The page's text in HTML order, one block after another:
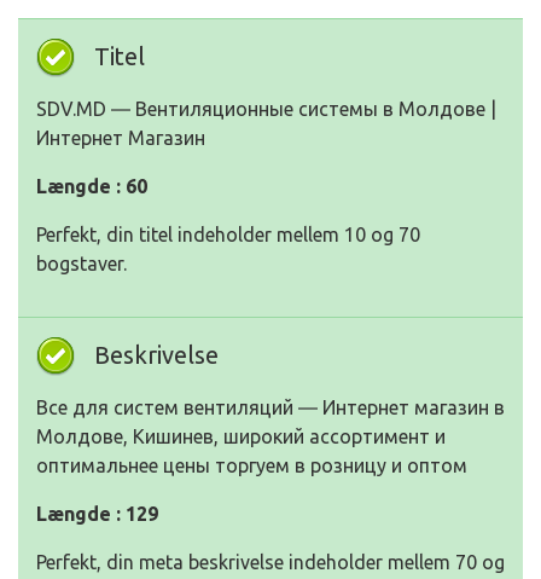
Titel
SDV.MD ― Вентиляционные системы в Молдове |
Интернет Магазин
Længde : 60
Perfekt, din titel indeholder mellem 10 og 70
bogstaver.
Beskrivelse
Все для систем вентиляций ― Интернет магазин в
Молдове, Кишинев, широкий ассортимент и
оптимальнее цены торгуем в розницу и оптом
Længde : 129
Perfekt, din meta beskrivelse indeholder mellem 70 og